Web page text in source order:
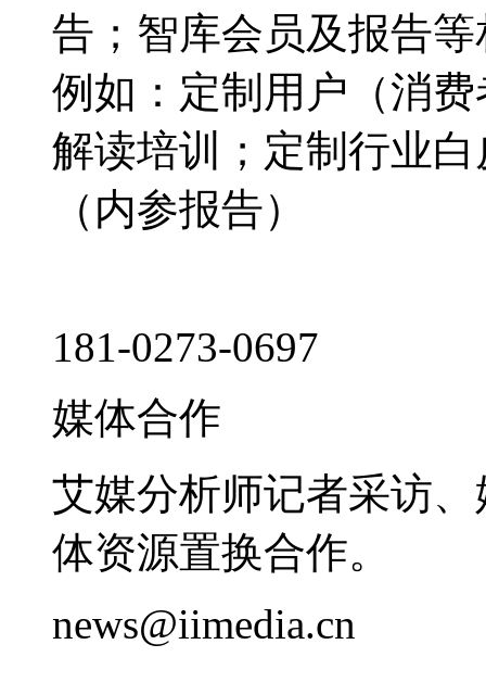
告；智库会员及报告
例如：定制用户（消
解读培训；定制行业
（内参报告）
181-0273-0697
媒体合作
艾媒分析师记者采访
体资源置换合作。
news@iimedia.cn